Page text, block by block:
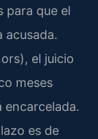
para que el
acusada.
el juicio
meses
encarcelada.
es de